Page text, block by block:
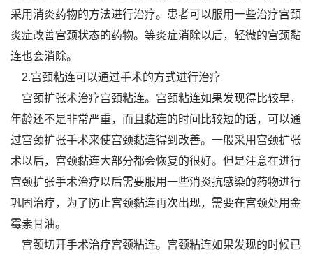
采用消炎药物的方法进行治疗。患者可以服用一些治疗宫颈
炎症改善宫颈状态的药物。等炎症消除以后，轻微的宫颈黏
连也会消除。
2.宫颈粘连可以通过手术的方式进行治疗
宫颈扩张术治疗宫颈粘连。宫颈粘连如果发现得比较早，
年龄还不是非常严重，而且黏连的时间比较短的话，可以通
过宫颈扩张手术来使宫颈黏连得到改善。一般采用宫颈扩张
术以后，宫颈黏连大部分都会恢复的很好。但是注意在进行
宫颈扩张手术治疗以后需要服用一些消炎抗感染的药物进行
巩固治疗，为了防止宫颈黏连再次出现，需要在宫颈处用金
霉素甘油。
宫颈切开手术治疗宫颈粘连。宫颈粘连如果发现的时候已